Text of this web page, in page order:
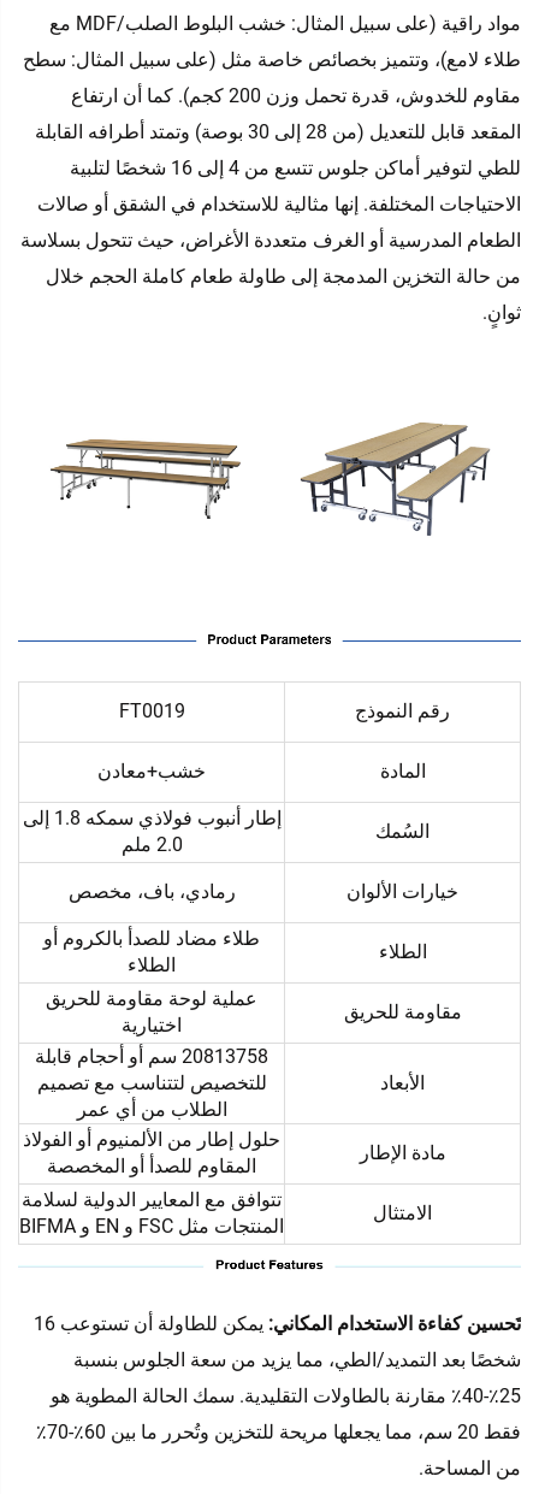
مواد راقية (على سبيل المثال: خشب البلوط الصلب/MDF مع
طلاء لامع)، وتتميز بخصائص خاصة مثل (على سبيل المثال: سطح
مقاوم للخدوش، قدرة تحمل وزن 200 كجم). كما أن ارتفاع
المقعد قابل للتعديل (من 28 إلى 30 بوصة) وتمتد أطرافه القابلة
للطي لتوفير أماكن جلوس تتسع من 4 إلى 16 شخصًا لتلبية
الاحتياجات المختلفة. إنها مثالية للاستخدام في الشقق أو صالات
الطعام المدرسية أو الغرف متعددة الأغراض، حيث تتحول بسلاسة
من حالة التخزين المدمجة إلى طاولة طعام كاملة الحجم خلال
ثوانٍ.
رقم النموذج FT0019
المادة خشب+معادن
السُمك
إطار أنبوب فولاذي سمكه 1.8 إلى
2.0 ملم
خيارات الألوان رمادي، باف، مخصص
الطلاء
طلاء مضاد للصدأ بالكروم أو
الطلاء
مقاومة للحريق
عملية لوحة مقاومة للحريق
اختيارية
الأبعاد
20813758 سم أو أحجام قابلة
للتخصيص لتتناسب مع تصميم
الطلاب من أي عمر
مادة الإطار
حلول إطار من الألمنيوم أو الفولاذ
المقاوم للصدأ أو المخصصة
الامتثال
تتوافق مع المعايير الدولية لسلامة
المنتجات مثل FSC و EN و BIFMA
تَحسين كفاءة الاستخدام المكاني:
يمكن للطاولة أن تستوعب 16
شخصًا بعد التمديد/الطي، مما يزيد من سعة الجلوس بنسبة
25٪-40٪ مقارنة بالطاولات التقليدية. سمك الحالة المطوية هو
فقط 20 سم، مما يجعلها مريحة للتخزين وتُحرر ما بين 60٪-70٪
من المساحة.